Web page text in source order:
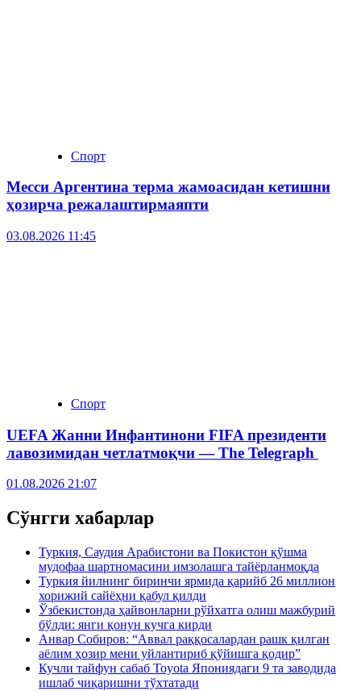
Спорт
Месси Аргентина терма жамоасидан кетишни
ҳозирча режалаштирмаяпти
03.08.2026 11:45
Спорт
UEFA Жанни Инфантинони FIFA президенти
лавозимидан четлатмоқчи — The Telegraph
01.08.2026 21:07
Сўнгги хабарлар
Туркия, Саудия Арабистони ва Покистон қўшма
мудофаа шартномасини имзолашга тайёрланмоқда
Туркия йилнинг биринчи ярмида қарийб 26 миллион
хорижий сайёҳни қабул қилди
Ўзбекистонда ҳайвонларни рўйхатга олиш мажбурий
бўлди: янги қонун кучга кирди
Анвар Собиров: “Аввал раққосалардан рашк қилган
аёлим ҳозир мени уйлантириб қўйишга қодир”
Кучли тайфун сабаб Toyota Япониядаги 9 та заводида
ишлаб чиқаришни тўхтатади